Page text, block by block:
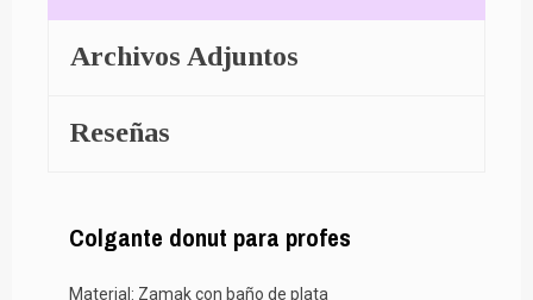
Archivos Adjuntos
Reseñas
Colgante donut para profes
Material: Zamak con baño de plata